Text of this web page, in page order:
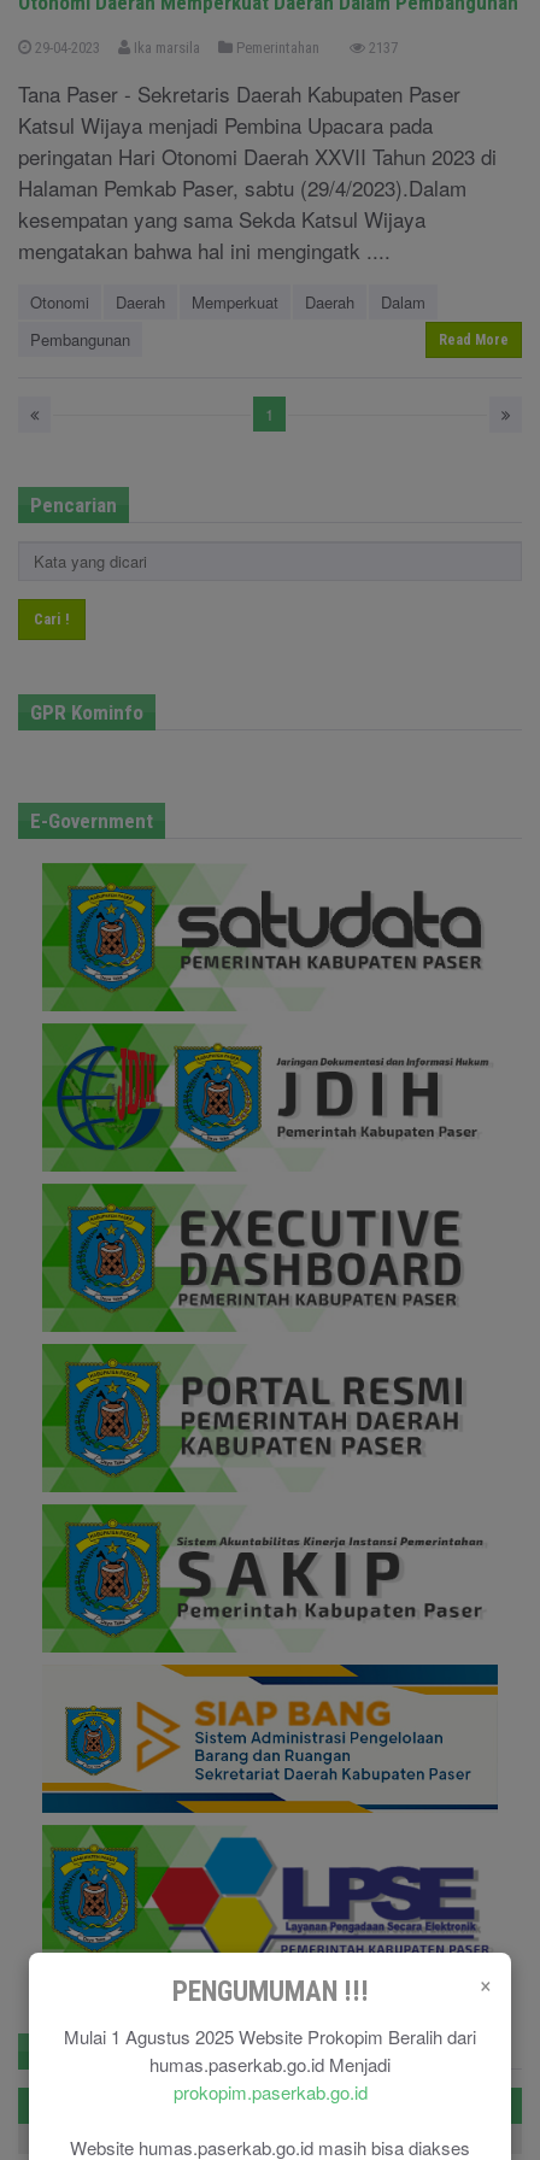
×
PENGUMUMAN !!!
Mulai 1 Agustus 2025 Website Prokopim Beralih dari
humas.paserkab.go.id Menjadi
prokopim.paserkab.go.id
Website humas.paserkab.go.id masih bisa diakses
29-04-2023 Ika marsila Pemerintahan 2137
Tana Paser - Sekretaris Daerah Kabupaten Paser
Katsul Wijaya menjadi Pembina Upacara pada
peringatan Hari Otonomi Daerah XXVII Tahun 2023 di
Halaman Pemkab Paser, sabtu (29/4/2023).Dalam
kesempatan yang sama Sekda Katsul Wijaya
mengatakan bahwa hal ini mengingatk ....
Otonomi Daerah Memperkuat Daerah
Dalam
Pembangunan
Read More
1
Pencarian
Cari !
GPR Kominfo
E-Government
Agenda Berita Populer Pengumuman
Selasa
16-08-2022